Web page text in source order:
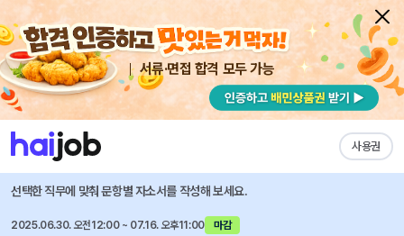
서류·면접 합격 모두 가능
사용권
채용공고 자소서 자유항목 자소서 내 작성목록
롯데그룹 즐겨찾기
2025년 6월 롯데칠성 신입사원 채용 일반전형
선택한 직무에 맞춰 문항별 자소서를 작성해 보세요.
2025.06.30. 오전12:00 ~ 07.16. 오후11:00
마감